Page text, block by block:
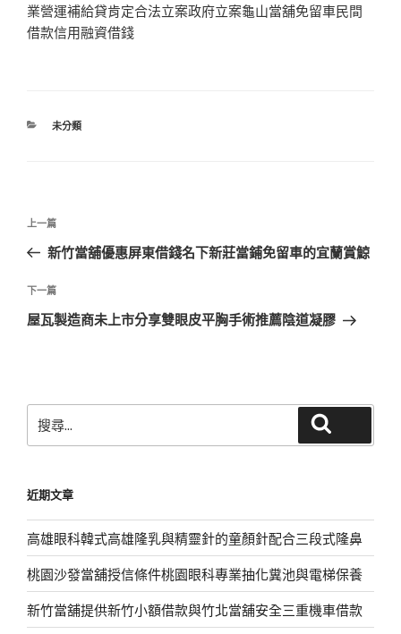
業營運補給貸肯定合法立案政府立案龜山當舖免留車民間
借款信用融資借錢
分
未分類
文
導
覽
上
一
文
章
上一篇
新竹當舖優惠屏東借錢名下新莊當鋪免留車的宜蘭賞鯨
下
一
下一篇
屋瓦製造商未上市分享雙眼皮平胸手術推薦陰道凝膠
尋
字:
近期文章
高雄眼科韓式高雄隆乳與精靈針的童顏針配合三段式隆鼻
桃園沙發當舖授信條件桃園眼科專業抽化糞池與電梯保養
新竹當舖提供新竹小額借款與竹北當舖安全三重機車借款